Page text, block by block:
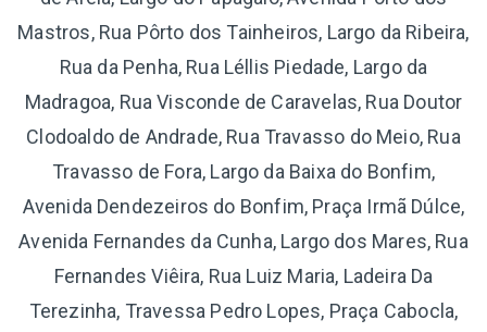
Mastros, Rua Pôrto dos Tainheiros, Largo da Ribeira,
Rua da Penha, Rua Léllis Piedade, Largo da
Madragoa, Rua Visconde de Caravelas, Rua Doutor
Clodoaldo de Andrade, Rua Travasso do Meio, Rua
Travasso de Fora, Largo da Baixa do Bonfim,
Avenida Dendezeiros do Bonfim, Praça Irmã Dúlce,
Avenida Fernandes da Cunha, Largo dos Mares, Rua
Fernandes Viêira, Rua Luiz Maria, Ladeira Da
Terezinha, Travessa Pedro Lopes, Praça Cabocla,